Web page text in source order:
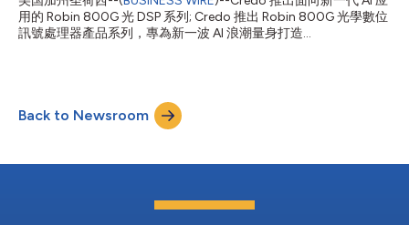
用的 Robin 800G 光 DSP 系列; Credo 推出 Robin 800G 光學數位
訊號處理器產品系列，專為新一波 AI 浪潮量身打造...
Back to Newsroom